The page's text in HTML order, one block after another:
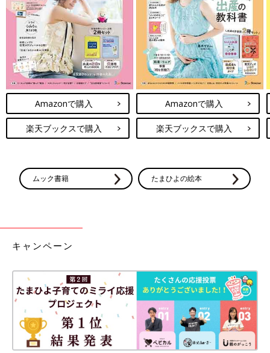
Amazonで購入
楽天ブックスで購入
Amazonで購入
楽天ブックスで購入
ムック書籍 たまひよの絵本
キャンペーン